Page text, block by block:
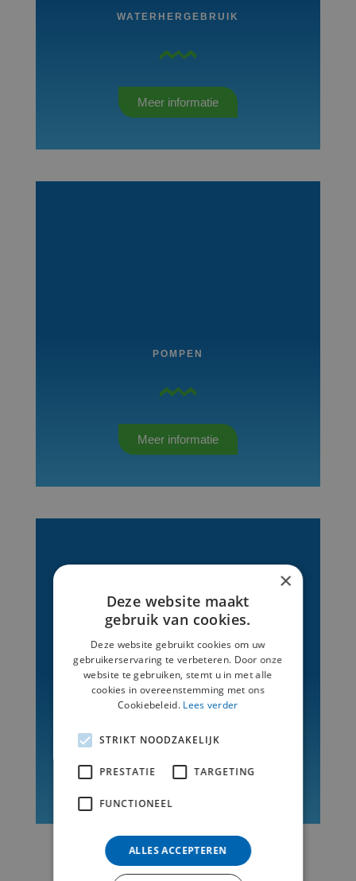
WATERHERGEBRUIK
Meer informatie
POMPEN
Meer informatie
WATERBEHANDELING
Meer informatie
×
Deze website maakt
gebruik van cookies.
Deze website gebruikt cookies om uw
gebruikerservaring te verbeteren. Door onze
website te gebruiken, stemt u in met alle
cookies in overeenstemming met ons
Cookiebeleid. Lees verder
STRIKT NOODZAKELIJK
PRESTATIE TARGETING
FUNCTIONEEL
ALLES ACCEPTEREN